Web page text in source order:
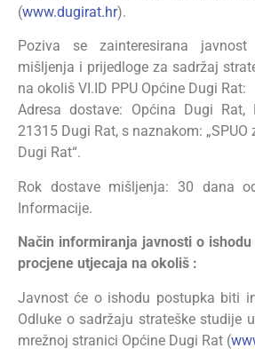
(www.dugirat.hr).
Poziva se zainteresirana
mišljenja i prijedloge za sadržaj
na okoliš VI.ID PPU Općine Dugi Rat:
Adresa dostave: Općina Dugi Rat,
21315 Dugi Rat, s naznakom: „SPUO
Dugi Rat“.
Rok dostave mišljenja: 30 dana
Informacije.
Način informiranja javnosti o
procjene utjecaja na okoliš :
Javnost će o ishodu postupka biti
Odluke o sadržaju strateške studije
mrežnoj stranici Općine Dugi Rat (